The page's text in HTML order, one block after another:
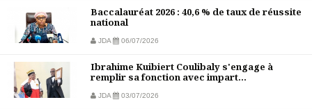
Baccalauréat 2026 : 40,6 % de taux de réussite
national
JDA 06/07/2026
Ibrahime Kuibiert Coulibaly s'engage à
remplir sa fonction avec impart...
JDA 03/07/2026